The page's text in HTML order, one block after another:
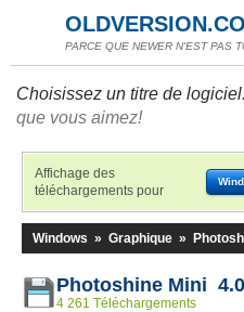
PARCE QUE NEWER N'EST PAS
Choisissez un titre de
que vous aimez!
Affichage des
téléchargements pour
Windows » Graphique »
Photoshine Mini 4.0
4 261 Téléchargements